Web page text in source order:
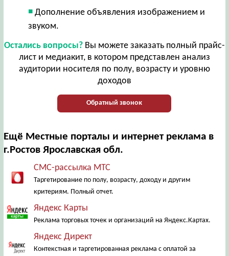
Дополнение объявления изображением и
звуком.
Остались вопросы?Вы можете заказать полный прайс-
лист и медиакит, в котором представлен анализ
аудитории носителя по полу, возрасту и уровню
доходов
Обратный звонок
Ещё Местные порталы и интернет реклама в
г.Ростов Ярославская обл.
СМС-рассылка МТС
Таргетирование по полу, возрасту, доходу и другим
критериям. Полный отчет.
Яндекс Карты
Реклама торговых точек и организаций на Яндекс.Картах.
Яндекс Директ
Контекстная и таргетированная реклама с оплатой за